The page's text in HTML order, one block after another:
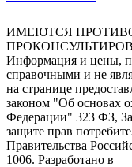
ИМЕЮТСЯ
Информация и цены,
справочными и не
на странице
законом "Об основах
Федерации" 323 ФЗ,
защите прав
Правительства
1006. Разработано в